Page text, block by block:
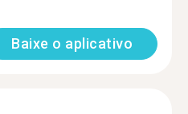
Baixe o aplicativo